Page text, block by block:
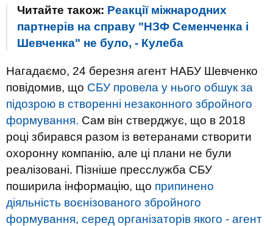
Читайте також: Реакції міжнародних
партнерів на справу "НЗФ Семенченка і
Шевченка" не було, - Кулеба
Нагадаємо, 24 березня агент НАБУ Шевченко
повідомив, що СБУ провела у нього обшук за
підозрою в створенні незаконного збройного
формування. Сам він стверджує, що в 2018
році збирався разом із ветеранами створити
охоронну компанію, але ці плани не були
реалізовані. Пізніше пресслужба СБУ
поширила інформацію, що припинено
діяльність воєнізованого збройного
формування, серед організаторів якого - агент